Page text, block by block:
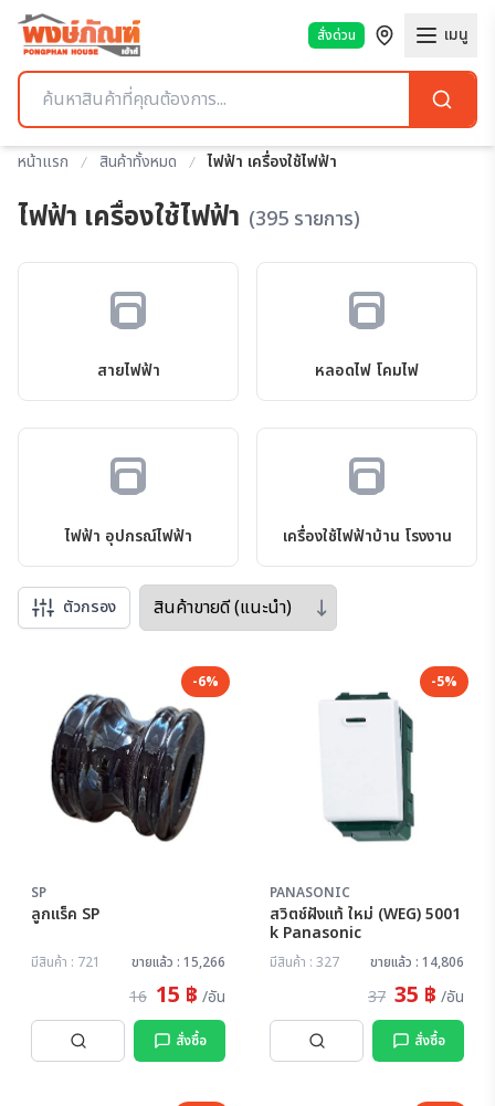
สั่งด่วน เมนู
หน้าแรก สินค้าทั้งหมด ไฟฟ้า เครื่องใช้ไฟฟ้า
ไฟฟ้า เครื่องใช้ไฟฟ้า (395 รายการ)
สายไฟฟ้า หลอดไฟ โคมไฟ
ไฟฟ้า อุปกรณ์ไฟฟ้า เครื่องใช้ไฟฟ้าบ้าน โรงงาน
ตัวกรอง Sort by
-6%
SP
ลูกแร็ค SP
มีสินค้า : 721 ขายแล้ว : 15,266
16 15 ฿ /อัน
สั่งซื้อ
-5%
PANASONIC
สวิตช์ฝังแท้ ใหม่ (WEG) 5001
k Panasonic
มีสินค้า : 327 ขายแล้ว : 14,806
37 35 ฿ /อัน
สั่งซื้อ